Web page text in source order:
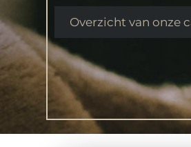
Overzicht van onze